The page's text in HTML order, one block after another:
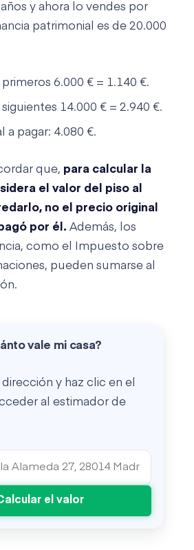
y ahora lo vendes por
patrimonial es de 20.000
6.000 € = 1.140 €.
14.000 € = 2.940 €.
a pagar: 4.080 €.
que, para calcular la
el valor del piso al
no el precio original
por él. Además, los
como el Impuesto sobre
pueden sumarse al
vale mi casa?
y haz clic en el
al estimador de
el valor